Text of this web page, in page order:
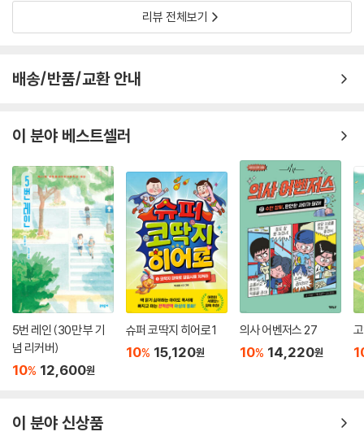
리뷰 전체보기
배송/반품/교환 안내
이 분야 베스트셀러
5번 레인 (30만 부 기
념 리커버)
10% 12,600원
슈퍼 코딱지 히어로 1
10% 15,120원
의사 어벤저스 27
10% 14,220원
이 분야 신상품